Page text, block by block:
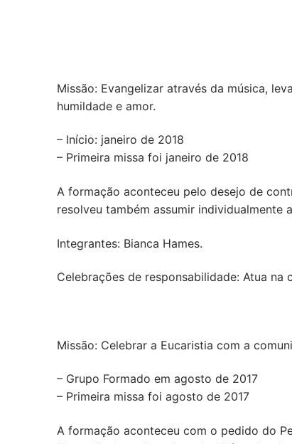
Missão: Evangelizar através da música,
humildade e amor.
– Início: janeiro de 2018
– Primeira missa foi janeiro de 2018
A formação aconteceu pelo desejo de
resolveu também assumir individualmente
Integrantes: Bianca Hames.
Celebrações de responsabilidade: Atua na
Missão: Celebrar a Eucaristia com a
– Grupo Formado em agosto de 2017
– Primeira missa foi agosto de 2017
A formação aconteceu com o pedido do